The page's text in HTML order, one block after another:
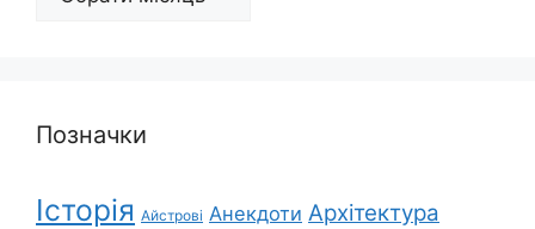
Позначки
Історія Айстрові Анекдоти Архітектура